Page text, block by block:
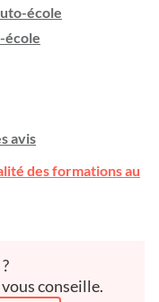
école
école
avis
des formations au
conseille.